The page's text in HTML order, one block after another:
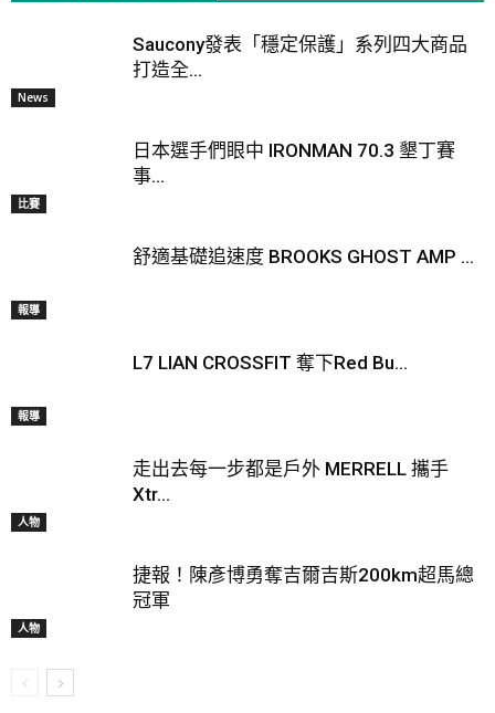
News
Saucony發表「穩定保護」系列四大商品
打造全...
比賽
日本選手們眼中 IRONMAN 70.3 墾丁賽
事...
報導
舒適基礎追速度 BROOKS GHOST AMP ...
報導
L7 LIAN CROSSFIT 奪下Red Bu...
人物
走出去每一步都是戶外 MERRELL 攜手
Xtr...
人物
捷報！陳彥博勇奪吉爾吉斯200km超馬總
冠軍